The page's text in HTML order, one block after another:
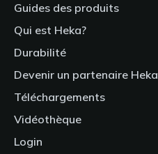
Guides des produits
Qui est Heka?
Durabilité
Devenir un partenaire Heka
Téléchargements
Vidéothèque
Login